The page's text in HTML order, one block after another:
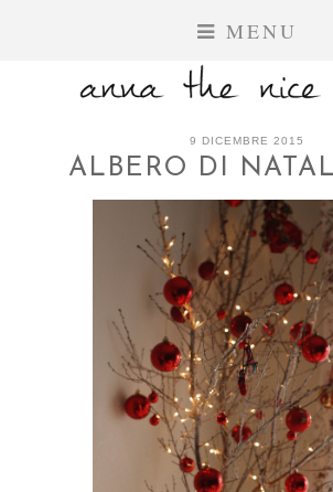
MENU
9 DICEMBRE 2015
ALBERO DI